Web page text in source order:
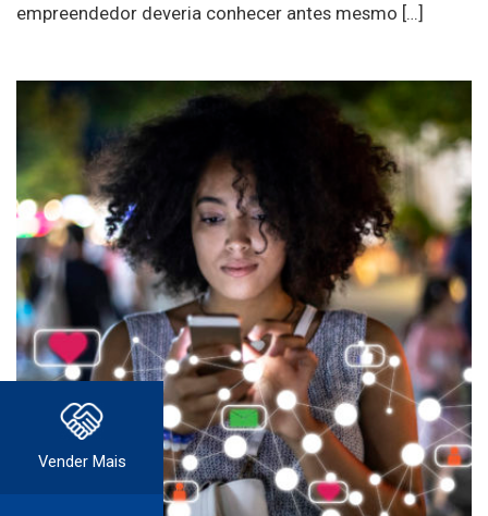
empreendedor deveria conhecer antes mesmo […]
Vender Mais